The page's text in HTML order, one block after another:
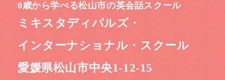
0歳から学べる松山市の英会話スクール
ミキスタディパルズ・
インターナショナル・スクール
愛媛県松山市中央1-12-15